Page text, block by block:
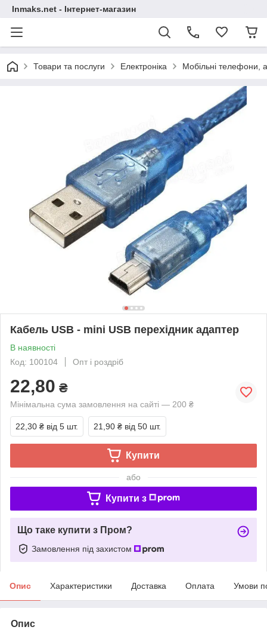
Inmaks.net - Інтернет-магазин
Товари та послуги Електроніка Мобільні телефони,
Кабель USB - mini USB перехідник адаптер
В наявності
Код: 100104
Опт і роздріб
22,80 ₴
Мінімальна сума замовлення на сайті — 200 ₴
22,30 ₴ від 5 шт. 21,90 ₴ від 50 шт.
Купити
або
Купити з
Що таке купити з Пром?
Замовлення під захистом
Опис Характеристики Доставка Оплата Умови
Опис